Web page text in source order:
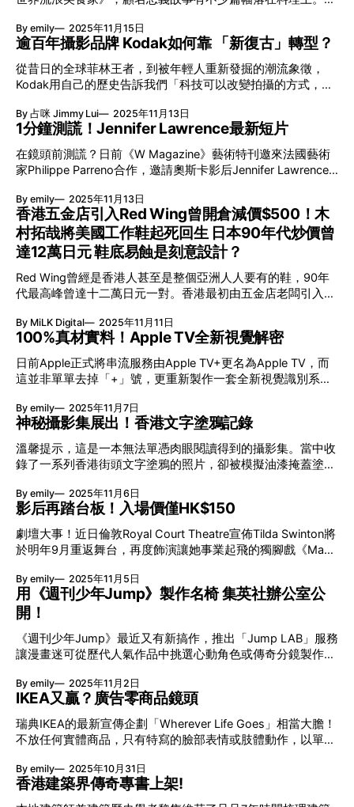
and there is nothing more damning to go down to posterity
than a silly, foolish smile caught and fixed forever. - Mark
Twain 階級美學！
透露所有異世界烹煮的美食也是根據真實製作料理的影片繪畫
出來。有日本網友指他家裡的小孩本來對食物毫無興趣，但看
完後竟說出「好想吃這個」而開始吃肉，因而連番感謝團隊的
認真製作。 0:00 /0:52 1× 料理生命力Up！ 在日本影視製作
體系裡，有一個專門負責食物場景視覺的職位，確保在鏡頭前
的料理從食材處理、烹調過程到最終擺盤都符合真實邏輯，同
時展露出視覺美感。MAPPA為這齣動漫委託專門拍攝料理的
細節，作為動畫製作的參考資料，力求畫面生動逼真。 0:00
/1:01 1× 東京最大！專門拍攝料理 バックス有多專業？公司設
影棚均配備商務
By emily 2025年11月15日
逾百年攝影品牌 Kodak如何靠 「新復古」轉型？
從昔日的全球菲林王者，到被年輕人重新發掘的潮流象徵，
Kodak用自己的歷史告訴我們「科技可以改變拍攝的方式，但
Kodak服飾副線 2018年，韓國出現了一個新詞語「Newtro」
（新復古），由「New」與「Retro」結合而成，透過將70至
90年代的懷舊元素重新包裝，以新世代的語言再度發光。順應
這股風潮，Kodak在2020年授權韓國公司Hilight Brands推出
服飾副線「Kodak Apparel」，主打復古美學。品牌推出短短5
年，已在韓國開設超過120間專賣店，2023年度營收約7,000
萬美元，成功令Kodak形象重新年輕化。
https://hilightbrands-kodak.co.kr Kodak與H&M親民聯名 除
了副線Kodak Apparel外，這一季Kodak主線亦與瑞典服飾品
牌H&M攜手推出聯名系列。是次合作把攝影的藝術與潮流設計
基因完美融合，寬鬆的剪裁結合輕盈功能面料，呈現出一種剛
柔並濟的日常風格。更令人驚喜的是，整個系列保持一貫的親
By 占咪 Jimmy Lui 2025年11月13日
1分鐘測謊！Jennifer Lawrence最新短片
在鏡頭前測謊？日前《W Magazine》藝術特刊邀來法國藝術
家Philippe Parreno合作，邀請奧斯卡影后Jennifer Lawrence
與英國小說家Adam Thirlwell聯手創作的電影劇本為基礎，改
編為今番的演出文本。他對Jennifer Lawrence唯一的要求是：
必須有一半時間說謊，藉此捕捉真實展現自我的瞬間與難以分
辨是否在演戲的模糊時刻。 Jennifer Lawrence肖像實驗：謊
康城影展獲得約9分鐘掌聲，其演技毋庸置疑。這不僅是一次
明星拍攝，更是一場關於身份的哲學探索。藝術家最後前輯了
懼。身份，是永無止境重複上演的表演。這件作品的極簡場景
與女明星設定，大概會令人想起當年阿嬌於蔣志的《0.7%的
鹽》由笑到喊的片段，不過背後所探究的議題並不一樣。 史
上最偉大足球電影？ 這並非Philippe Parreno首次肖像實驗，
By emily 2025年11月13日
香港五金店引入Red Wing曾開倉減價$500！木
村拓哉將美國工作鞋起死回生 日本90年代炒價曾
達12萬日元 鞋底易蝕是刻意設計？
Red Wing曾經是香港人甚至是整個亞洲人人要有的鞋，90年
代最高峰曾達十二萬日元一對。香港最初由五金店老闆引入，
Wing開倉當日大排長龍。由工作鞋變成潮流名物，是如何做
得到？ 為城鎮而設的工作鞋 十九世紀，歐洲人開始陸續移民
到Red Wing定居。之前，這裡是由一位名叫RED WING的印弟
安酋長統治。Charles H. Beckman在17歲時便由德國移民來到
美國Red Wing市，找到了一份在皮革廠的工作，開啟了他對
造鞋的興趣。 1905年，Beckman與14位志同道合的投資者創
立Red Wing Shoe Company，及後在1914年交SWEASY家族
為郵差而設。 50年代奠定經典橡膠底 RED WING SHOES於
50年代初推出狩獵靴系列#877 「Irish Setter」，特點是平底
音、在泥沼地帶行走時減低入泥，令狩獵更成功，當其時只有
RED WING SHOES把這種鞋底用於男裝鞋
By MiLK Digital 2025年11月11日
100%真材實料！Apple TV全新視覺解密
日前Apple正式將串流服務由Apple TV+更名為Apple TV，而
這並非單單去掉「+」號，更重新製作一套全新視覺識別系
效的技術，而是以最原始的拍攝手法：以實體玻璃字母及攝影
機拍攝出來；再找來Billie Eilish哥哥製作品牌聲效，務求與
Netflix那段開場同樣入心。 0:00 /0:32 1× Apple拒絕走捷徑！
實拍美學 揭頁式的彩虹漸變色調，其實只是一塊透明玻璃標
誌轉移變化的效果。這次製作完全捨棄電腦特效，反而運用巨
形玻璃切割而成的Apple TV標誌、實體燈光和移動攝影機在攝
影棚內由英國製作公司Optical Arts逐格拍攝。 Apple在AI主導
對創意與工藝美學的堅持。 0:00 /0:12 1× Apple背後的秘密武
器？ 這次企劃由Apple與長期合作的創意廣告團隊TB
By emily 2025年11月7日
神秘攝影集展出！香港文字塗鴉記錄
溫馨提示，這是一本無法單憑肉眼閱讀得到的攝影集。當中收
錄了一系列香港街頭文字塗鴉的照片，卻被模擬油漆掩蓋塗鴉
是本地藝術家林妙玲自2023年開始持續創作至今的作品《碎
碎念》，將於香港微波國際新媒體藝術節（Microwave）中
「閱讀」得到 Microwave International New Media Arts
Festival 日期：11月7至16日 時間：12:00-20:00 地點：香港
大會堂展覽廳 城市考古！「閱讀」隱藏絮語 這種處理方式模
仿了現實中政府以油漆遮蓋塗鴉的行為，此舉有意無意令被遮
掩的痕跡更加顯眼。藝術家於照片上採用了特殊墨水作為「油
漆」，觀眾需透過光學裝置才能閱讀得到背後隱藏的訊息。這
個閱讀過程滿有儀式感，如「通靈」一般讓觀眾成為城市記憶
的考古學家。 一代人的集體記憶 曾經短暫存在於街頭巷尾的
塗鴉，在這本攝影集裡獲得重生的機會。個人告白、內心掙
微而私密的情感地景。作品來得直接，很純粹地探問藝術如何
保存即將消失的城市記憶、成為抵抗遺忘的力量？
By emily 2025年11月6日
影后再踏台板！入場價僅HK$150
劇壇大事！近日倫敦Royal Court Theatre宣佈Tilda Swinton將
於明年9月重返舞台，再度飾演讓她事業起飛的獨腳戲《Man
台演出，今番與她80年代年的演出應該會很不一樣。票價定為
15至74.50英鎊，不到$1,000港元便可親眼見證這個重拾初心
的難得時刻，相當值得。 0:00 /1:11 1× Tilda Swinton再度偽
Manfred Karge於1982年編寫的劇作，以真實事件為藍本。二
戰期間，一位東德女子Ella Gericke在丈夫Max去世後，為了保
住丈夫薪水不錯的起重機操作員工作而決定偽裝成他，穿上丈
夫的褲子以男性身份生活與工作。這個決定原本只是為了生
存，卻演變成一場橫跨50年歷經戰爭以至戰後重建的身份挑
戰。 Tilda Swinton 27歲突破：雌雄同體美學 導演Stephen
Unwin早在1986年讀完《Man to Man》的劇
By emily 2025年11月5日
用《週刊少年Jump》製作名椅 集英社辦公室公
開！
《週刊少年Jump》最近又有新搞作，推出「Jump LAB」服務
讓漫畫迷可從歷代人氣作品中挑選心動角色或傳奇分鏡製作專
又接連推出《鬼滅之刃》、《咒術迴戰》等大作，背後的大腦
究竟是怎樣育成？早前公開的全銀色辦公室大概就是答案，是
孕育動漫黃金世代的「大腦基地」。 集英社新辦公室樓底只
有2米多？ 集英社TOON FACTORY新辦公室位於東京千代田
區，主要處理漫畫內容繪製、分鏡設計及連載作品編輯的工
作。由此除了要顧及舒適度，更需要有激發創意思考的潛力，
這個任務便交由2年前主理辦公室第一期的GAMMA
By emily 2025年11月2日
IKEA又贏？廣告零商品鏡頭
瑞典IKEA的最新宣傳企劃「Wherever Life Goes」相當大膽！
不放任何實體商品，只有特寫的臉部表情或肢體動作，以單一
巧妙地將價格標籤轉化為生命故事的見證人，暗示品牌默默伴
隨著每位主角面對失去或重新開始。 0:00 /0:30 1× 由女孩淚
流滿面加上搬家紙箱的價格標籤到雙胞胎超聲波配嬰兒床的標
By emily 2025年10月31日
香港建築界傳奇專書上架!